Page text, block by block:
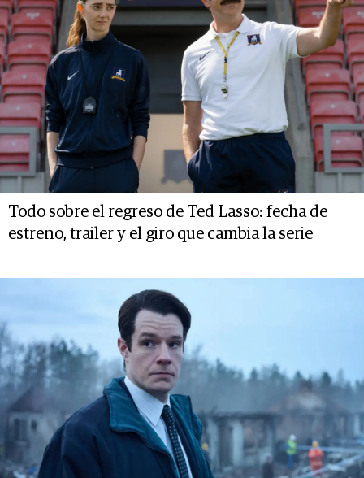
Todo sobre el regreso de Ted Lasso: fecha de
estreno, trailer y el giro que cambia la serie